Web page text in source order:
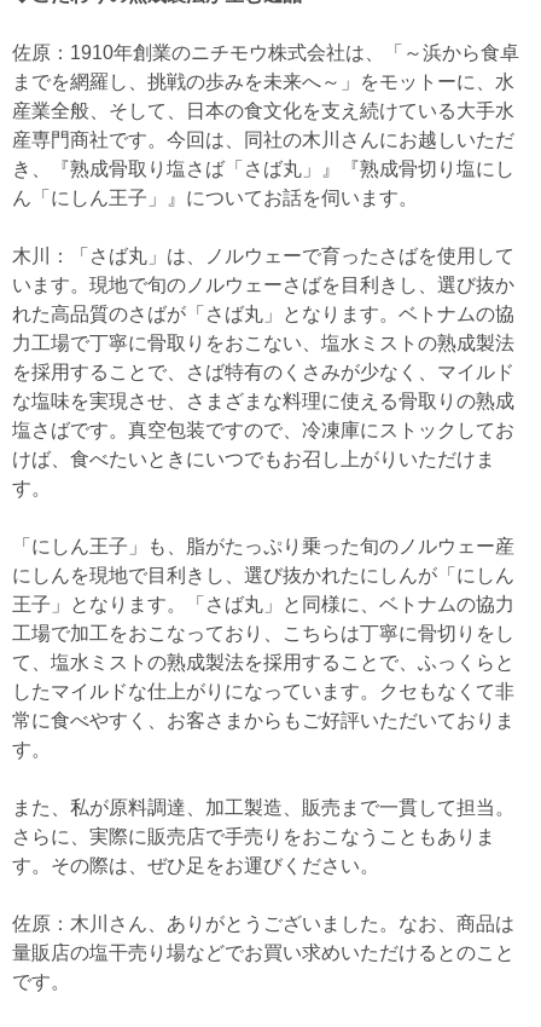
佐原：1910年創業のニチモウ株式会社は、「～浜から食卓
までを網羅し、挑戦の歩みを未来へ～」をモットーに、水
産業全般、そして、日本の食文化を支え続けている大手水
産専門商社です。今回は、同社の木川さんにお越しいただ
き、『熟成骨取り塩さば「さば丸」』『熟成骨切り塩にし
ん「にしん王子」』についてお話を伺います。
木川：「さば丸」は、ノルウェーで育ったさばを使用して
います。現地で旬のノルウェーさばを目利きし、選び抜か
れた高品質のさばが「さば丸」となります。ベトナムの協
力工場で丁寧に骨取りをおこない、塩水ミストの熟成製法
を採用することで、さば特有のくさみが少なく、マイルド
な塩味を実現させ、さまざまな料理に使える骨取りの熟成
塩さばです。真空包装ですので、冷凍庫にストックしてお
けば、食べたいときにいつでもお召し上がりいただけま
す。
「にしん王子」も、脂がたっぷり乗った旬のノルウェー産
にしんを現地で目利きし、選び抜かれたにしんが「にしん
王子」となります。「さば丸」と同様に、ベトナムの協力
工場で加工をおこなっており、こちらは丁寧に骨切りをし
て、塩水ミストの熟成製法を採用することで、ふっくらと
したマイルドな仕上がりになっています。クセもなくて非
常に食べやすく、お客さまからもご好評いただいておりま
す。
また、私が原料調達、加工製造、販売まで一貫して担当。
さらに、実際に販売店で手売りをおこなうこともありま
す。その際は、ぜひ足をお運びください。
佐原：木川さん、ありがとうございました。なお、商品は
量販店の塩干売り場などでお買い求めいただけるとのこと
です。